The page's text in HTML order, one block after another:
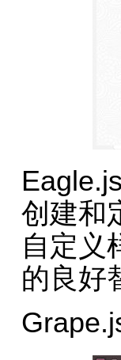
创建和
自定义
的良好